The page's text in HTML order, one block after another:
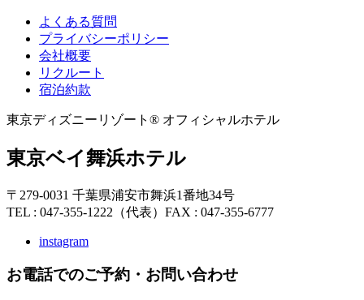
よくある質問
プライバシーポリシー
会社概要
リクルート
宿泊約款
東京ディズニーリゾート® オフィシャルホテル
東京ベイ舞浜ホテル
〒279-0031 千葉県浦安市舞浜1番地34号
TEL : 047-355-1222（代表） FAX : 047-355-6777
instagram
お電話でのご予約・お問い合わせ